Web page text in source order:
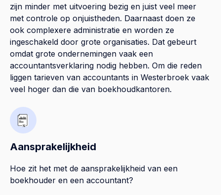
zijn minder met uitvoering bezig en juist veel meer
met controle op onjuistheden. Daarnaast doen ze
ook complexere administratie en worden ze
ingeschakeld door grote organisaties. Dat gebeurt
omdat grote ondernemingen vaak een
accountantsverklaring nodig hebben. Om die reden
liggen tarieven van accountants in Westerbroek vaak
veel hoger dan die van boekhoudkantoren.
Aansprakelijkheid
Hoe zit het met de aansprakelijkheid van een
boekhouder en een accountant?